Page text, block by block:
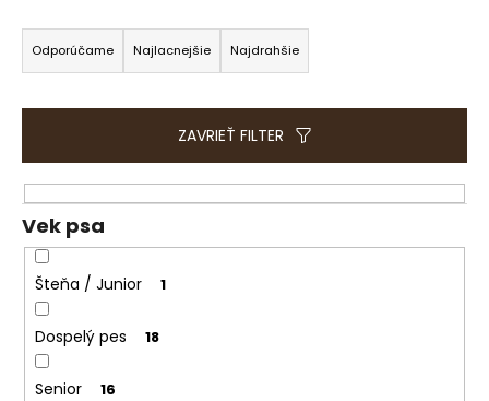
R
a
d
e
i
e
p
r
o
d
u
k
Odporúčame Najlacnejšie Najdrahšie
ZAVRIEŤ FILTER
Vek psa
Šteňa / Junior 1
Dospelý pes 18
Senior 16
s
ť
HĽADAŤ
O
d
p
o